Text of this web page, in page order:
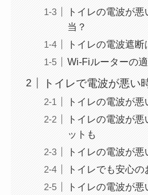
トイレの電波が
当？
トイレの電波遮断
Wi-Fiルーターの
トイレで電波が悪い
トイレの電波が
トイレの電波が
ットも
トイレの電波が
トイレでも安心
トイレの電波が